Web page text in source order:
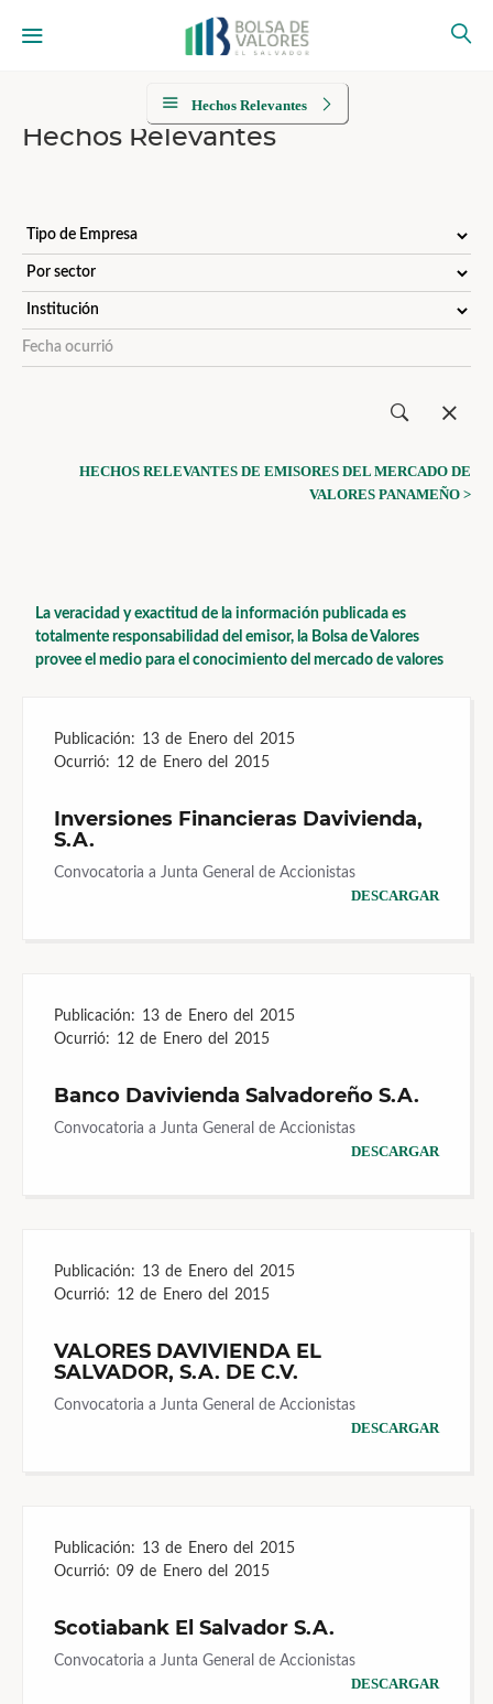
Hechos Relevantes
Hechos Relevantes
HECHOS RELEVANTES DE EMISORES DEL MERCADO DE
VALORES PANAMEÑO >
La veracidad y exactitud de la información publicada es
totalmente responsabilidad del emisor, la Bolsa de Valores
provee el medio para el conocimiento del mercado de valores
Publicación: 13 de Enero del 2015
Ocurrió: 12 de Enero del 2015
Inversiones Financieras Davivienda,
S.A.
Convocatoria a Junta General de Accionistas
DESCARGAR
Publicación: 13 de Enero del 2015
Ocurrió: 12 de Enero del 2015
Banco Davivienda Salvadoreño S.A.
Convocatoria a Junta General de Accionistas
DESCARGAR
Publicación: 13 de Enero del 2015
Ocurrió: 12 de Enero del 2015
VALORES DAVIVIENDA EL
SALVADOR, S.A. DE C.V.
Convocatoria a Junta General de Accionistas
DESCARGAR
Publicación: 13 de Enero del 2015
Ocurrió: 09 de Enero del 2015
Scotiabank El Salvador S.A.
Convocatoria a Junta General de Accionistas
DESCARGAR